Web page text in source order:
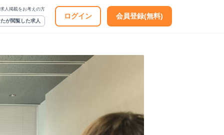
求人掲載をお考えの方
が閲覧した求人
ログイン 会員登録(無料)